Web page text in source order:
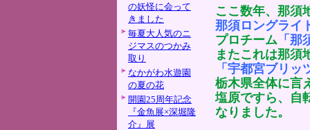
の妖怪に会って
きました
毎夏大人気のニ
ジマスのつかみ
取り
なかがわ水遊園
の夏の花
開園25周年記念
『金魚展×深堀隆
介』展
ここ数年、那須
那須ロングライ
プロチーム 「
またこれは那須
「宇都宮ブリッ
栃木県全体に言
塩原ですら、自
なりま